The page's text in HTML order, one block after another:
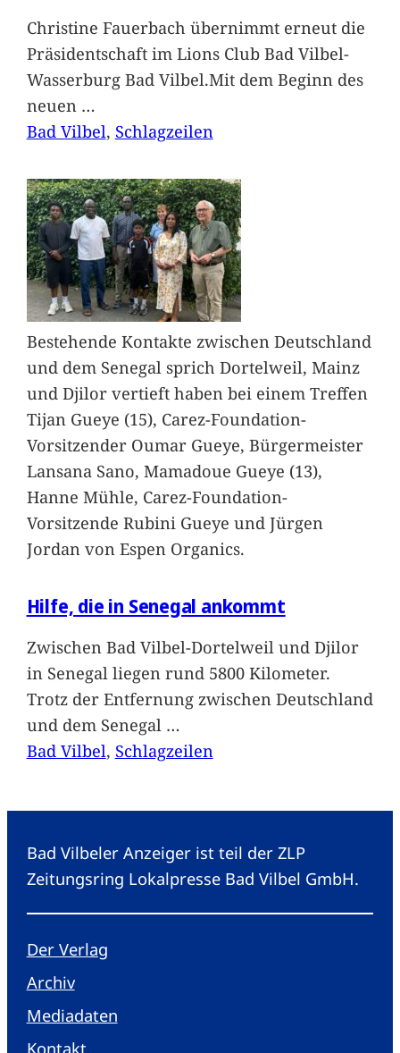
Christine Fauerbach übernimmt erneut die
Präsidentschaft im Lions Club Bad Vilbel-
Wasserburg Bad Vilbel.Mit dem Beginn des
neuen …
Bad Vilbel, Schlagzeilen
Bestehende Kontakte zwischen Deutschland
und dem Senegal sprich Dortelweil, Mainz
und Djilor vertieft haben bei einem Treffen
Tijan Gueye (15), Carez-Foundation-
Vorsitzender Oumar Gueye, Bürgermeister
Lansana Sano, Mamadoue Gueye (13),
Hanne Mühle, Carez-Foundation-
Vorsitzende Rubini Gueye und Jürgen
Jordan von Espen Organics.
Hilfe, die in Senegal ankommt
Zwischen Bad Vilbel-Dortelweil und Djilor
in Senegal liegen rund 5800 Kilometer.
Trotz der Entfernung zwischen Deutschland
und dem Senegal …
Bad Vilbel, Schlagzeilen
Bad Vilbeler Anzeiger ist teil der ZLP
Zeitungsring Lokalpresse Bad Vilbel GmbH.
Der Verlag
Archiv
Mediadaten
Kontakt